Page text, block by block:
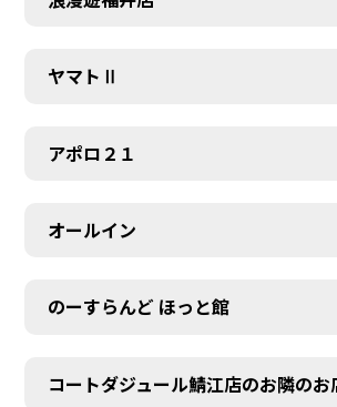
ヤマトⅡ
アポロ２１
オールイン
のーすらんど ほっと館
コートダジュール鯖江店のお隣のお